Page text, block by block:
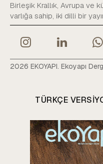
Birleşik Krallık, Avrupa ve
varlığa sahip, iki dilli bir
2026 EKOYAPI. Ekoyapı
TÜRKÇE